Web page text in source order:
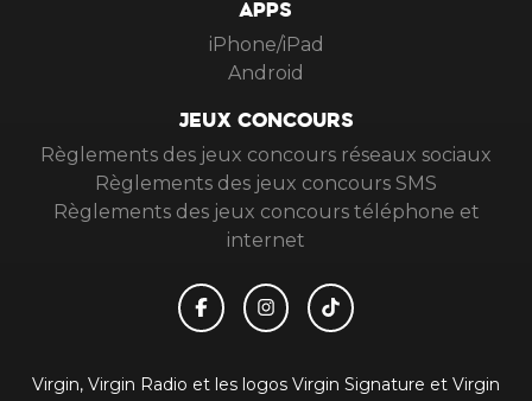
APPS
iPhone/iPad
Android
JEUX CONCOURS
Règlements des jeux concours réseaux sociaux
Règlements des jeux concours SMS
Règlements des jeux concours téléphone et
internet
Virgin, Virgin Radio et les logos Virgin Signature et Virgin